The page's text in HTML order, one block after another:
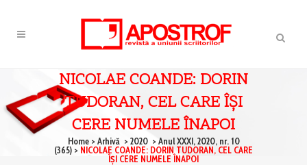
NICOLAE COANDE: DORIN
TUDORAN, CEL CARE ÎŞI
CERE NUMELE ÎNAPOI
Home> Arhivă > 2020 > Anul XXXI, 2020, nr. 10
(365) > NICOLAE COANDE: DORIN TUDORAN, CEL CARE
ÎŞI CERE NUMELE ÎNAPOI